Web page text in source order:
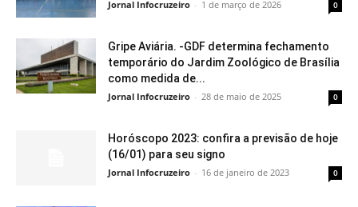
Jornal Infocruzeiro - 1 de março de 2026 0
Gripe Aviária. -GDF determina fechamento
temporário do Jardim Zoológico de Brasília
como medida de...
Jornal Infocruzeiro - 28 de maio de 2025 0
Horóscopo 2023: confira a previsão de hoje
(16/01) para seu signo
Jornal Infocruzeiro - 16 de janeiro de 2023 0